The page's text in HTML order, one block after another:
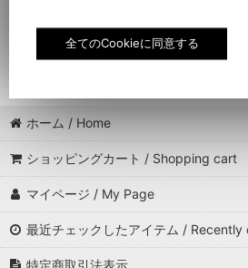
ビーチサンダル 霧島
（ホワイト×オレンジ）
ビーチサンダル 小豆島
24・27cm
ホーム / Home
ショッピングカート / Shopping cart
マイページ / My Page
最近チェックしたアイテム /
特定商取引法表示